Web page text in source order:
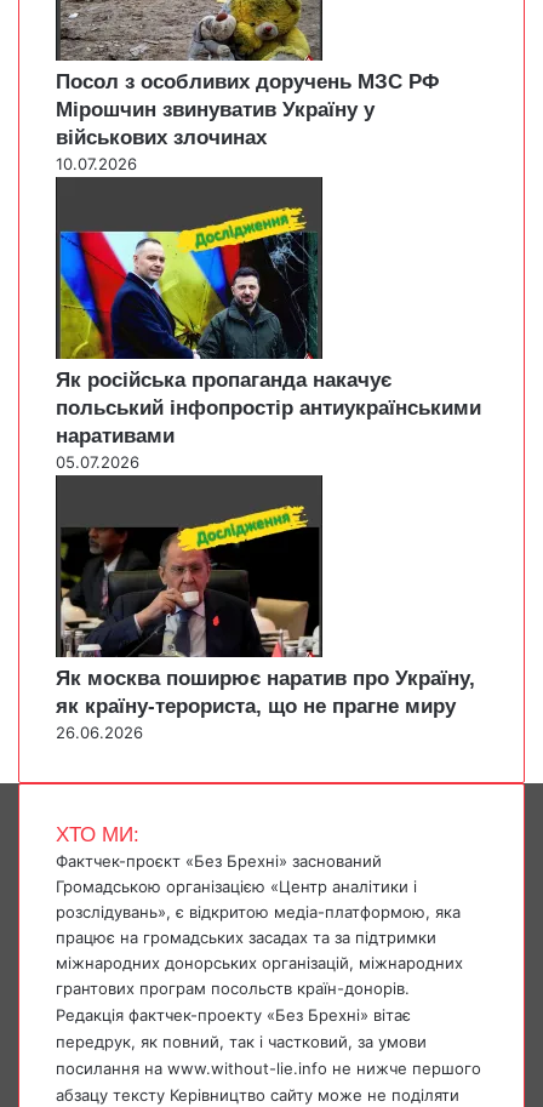
Посол з особливих доручень МЗС РФ
Мірошчин звинуватив Україну у
військових злочинах
10.07.2026
Як російська пропаганда накачує
польський інфопростір антиукраїнськими
наративами
05.07.2026
Як москва поширює наратив про Україну,
як країну-терориста, що не прагне миру
26.06.2026
ХТО МИ:
Фактчек-проєкт «Без Брехні» заснований
Громадською організацією «Центр аналітики і
розслідувань», є відкритою медіа-платформою, яка
працює на громадських засадах та за підтримки
міжнародних донорських організацій, міжнародних
грантових програм посольств країн-донорів.
Редакція фактчек-проекту «Без Брехні» вітає
передрук, як повний, так і частковий, за умови
посилання на www.without-lie.info не нижче першого
абзацу тексту Керівництво сайту може не поділяти